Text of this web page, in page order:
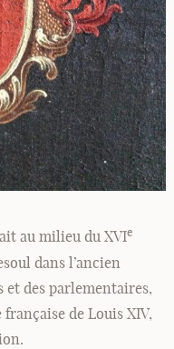
au milieu du XVIe
dans l’ancien
et des parlementaires,
française de Louis XIV,